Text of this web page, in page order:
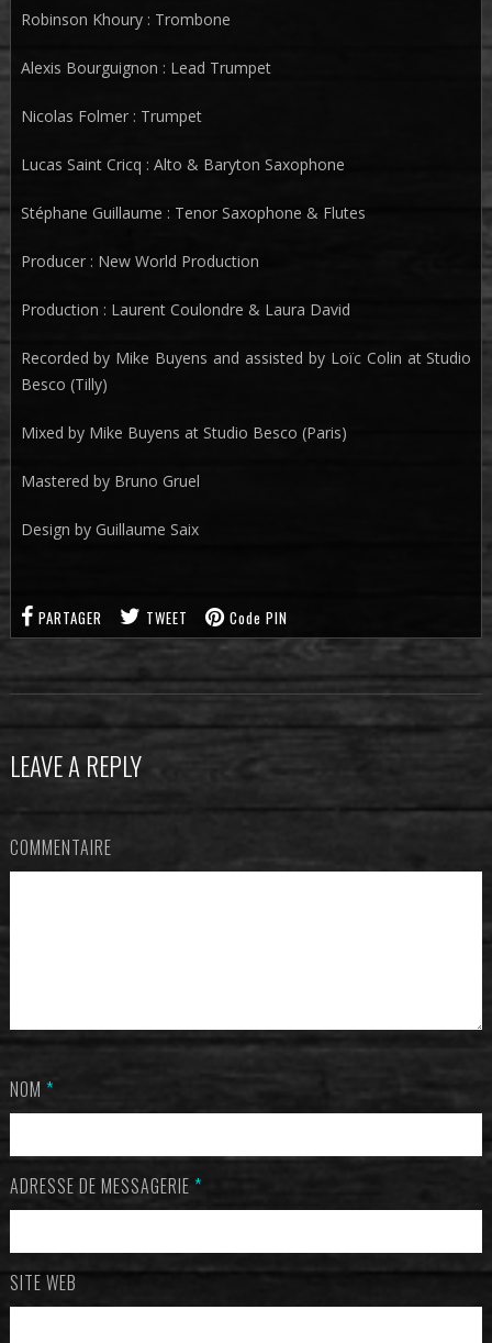
Robinson Khoury : Trombone
Alexis Bourguignon : Lead Trumpet
Nicolas Folmer : Trumpet
Lucas Saint Cricq : Alto & Baryton Saxophone
Stéphane Guillaume : Tenor Saxophone & Flutes
Producer : New World Production
Production : Laurent Coulondre & Laura David
Recorded by Mike Buyens and assisted by Loïc Colin at Studio
Besco (Tilly)
Mixed by Mike Buyens at Studio Besco (Paris)
Mastered by Bruno Gruel
Design by Guillaume Saix
PARTAGER TWEET Code PIN
LEAVE A REPLY
COMMENTAIRE
NOM *
ADRESSE DE MESSAGERIE *
SITE WEB